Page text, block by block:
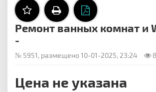
Ремонт ванных комнат и
-
№ 5951, размещено 10-01-2025, 23:24
Цена не указана